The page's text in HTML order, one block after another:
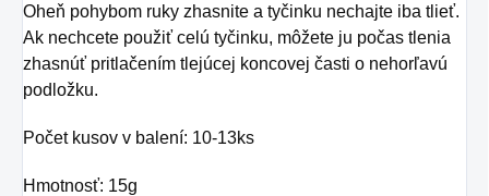
Oheň pohybom ruky zhasnite a tyčinku nechajte iba tlieť.
Ak nechcete použiť celú tyčinku, môžete ju počas tlenia
zhasnúť pritlačením tlejúcej koncovej časti o nehorľavú
podložku.
Počet kusov v balení: 10-13ks
Hmotnosť: 15g